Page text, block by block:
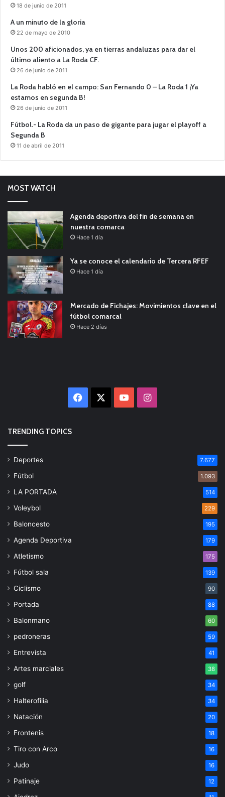
18 de junio de 2011
A un minuto de la gloria
22 de mayo de 2010
Unos 200 aficionados, ya en tierras andaluzas para dar el
último aliento a La Roda CF.
26 de junio de 2011
La Roda habló en el campo: San Fernando 0 – La Roda 1 ¡Ya
estamos en segunda B!
26 de junio de 2011
Fútbol.- La Roda da un paso de gigante para jugar el playoff a
Segunda B
11 de abril de 2011
MOST WATCH
Agenda deportiva del fin de semana en
nuestra comarca
Hace 1 día
Ya se conoce el calendario de Tercera RFEF
Hace 1 día
Mercado de Fichajes: Movimientos clave en el
fútbol comarcal
Hace 2 días
Facebook YouTubeInstagram
TRENDING TOPICS
Deportes 7.677
Fútbol 1.093
LA PORTADA 514
Voleybol 229
Baloncesto 195
Agenda Deportiva 179
Atletismo 175
Fútbol sala 139
Ciclismo 90
Portada 88
Balonmano 60
pedroneras 59
Entrevista 41
Artes marciales 38
golf 34
Halterofilia 34
Natación 20
Frontenis 18
Tiro con Arco 16
Judo 16
Patinaje 12